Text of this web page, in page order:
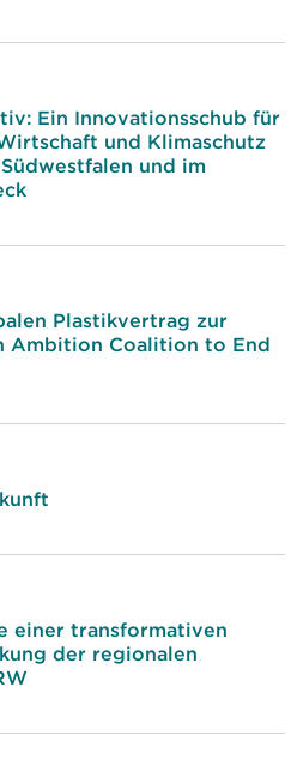
Ein Innovationsschub für
und Klimaschutz
und im
Plastikvertrag zur
Ambition Coalition to End
einer transformativen
der regionalen